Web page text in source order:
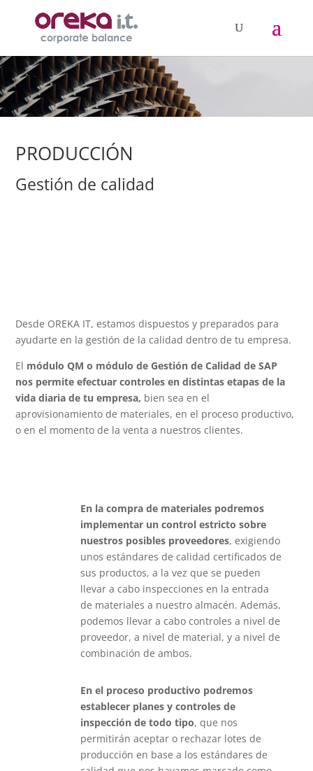
PRODUCCIÓN
Gestión de calidad
Desde OREKA IT, estamos dispuestos y preparados para
ayudarte en la gestión de la calidad dentro de tu empresa.
El módulo QM o módulo de Gestión de Calidad de SAP
nos permite efectuar controles en distintas etapas de la
vida diaria de tu empresa, bien sea en el
aprovisionamiento de materiales, en el proceso productivo,
o en el momento de la venta a nuestros clientes.
En la compra de materiales podremos
implementar un control estricto sobre
nuestros posibles proveedores, exigiendo
unos estándares de calidad certificados de
sus productos, a la vez que se pueden
llevar a cabo inspecciones en la entrada
de materiales a nuestro almacén. Además,
podemos llevar a cabo controles a nivel de
proveedor, a nivel de material, y a nivel de
combinación de ambos.
En el proceso productivo podremos
establecer planes y controles de
inspección de todo tipo, que nos
permitirán aceptar o rechazar lotes de
producción en base a los estándares de